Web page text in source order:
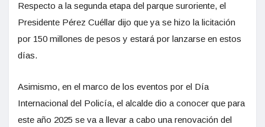
Respecto a la segunda etapa del parque suroriente, el
Presidente Pérez Cuéllar dijo que ya se hizo la licitación
por 150 millones de pesos y estará por lanzarse en estos
días.
Asimismo, en el marco de los eventos por el Día
Internacional del Policía, el alcalde dio a conocer que para
este año 2025 se va a llevar a cabo una renovación del